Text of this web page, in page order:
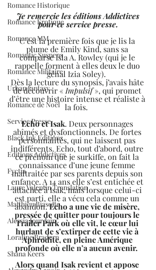
Romance Historique
Romance Erotique
Romance MM
Romantic Suspens
Romance Militaire
Urban fantasy
Romance de Noël
Service Presse
Black Ink Editions
Editions Addictives
Fyctia
Laure Valentin Translation
Matthieu Biasotto
Alessia Jourdain
Loraline Bradern
Shana Keers
Je remercie les éditions Addictives
pour ce service presse.
C’est la première fois que je lis la
plume de Emily Kind, sans sa
comparse Isla A. Rowley (qui je le
rappelle forment à elles deux le duo
génal Izia Soley).
Dès la lecture du synopsis, j’avais hâte
de découvrir « Impulsif », qui promet
d’être une histoire intense et réaliste à
la fois.
Echo et Isak. Deux personnages
abîmés et dysfonctionnels. De fortes
personnalités, qui ne laissent pas
indifférents. Echo, tout d’abord, outre
ce prénom que je surkiffe, on fait la
connaissance d’une jeune femme
maltraitée par ses parents depuis son
enfance. A 14 ans elle s’est entichée et
attachée à Isak, mais lorsque celui-ci
est parti, elle a vécu cela comme un
abandon. Echo a une vie de misère,
pressée de quitter pour toujours le
Trailer Park où elle vit, le cœur lui
hurlant de s’extirper de cette vie à
Aphrodite, en pleine Amérique
profonde où elle n’a aucun avenir.
Alors quand Isak revient et appose